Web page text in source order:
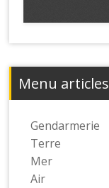
Menu articles
Gendarmerie
Terre
Mer
Air